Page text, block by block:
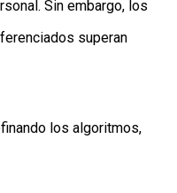
Sin embargo, los
superan
los algoritmos,